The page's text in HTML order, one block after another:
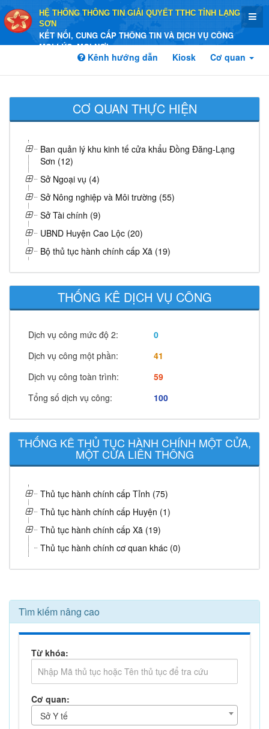
HỆ THỐNG THÔNG TIN GIẢI QUYẾT TTHC TỈNH LẠNG
SƠN
KẾT NỐI, CUNG CẤP THÔNG TIN VÀ DỊCH VỤ CÔNG
MỌI LÚC, MỌI NƠI
Kênh hướng dẫn Kiosk Cơ quan
CƠ QUAN THỰC HIỆN
Ban quản lý khu kinh tế cửa khẩu Đồng Đăng-Lạng
Sơn (12)
Sở Ngoại vụ (4)
Sở Nông nghiệp và Môi trường (55)
Sở Tài chính (9)
UBND Huyện Cao Lộc (20)
Bộ thủ tục hành chính cấp Xã (19)
THỐNG KÊ DỊCH VỤ CÔNG
Dịch vụ công mức độ 2:
0
Dịch vụ công một phần:
41
Dịch vụ công toàn trình:
59
Tổng số dịch vụ công:
100
THỐNG KÊ THỦ TỤC HÀNH CHÍNH MỘT CỬA,
MỘT CỬA LIÊN THÔNG
Thủ tục hành chính cấp Tỉnh (75)
Thủ tục hành chính cấp Huyện (1)
Thủ tục hành chính cấp Xã (19)
Thủ tục hành chính cơ quan khác (0)
Tìm kiếm nâng cao
Từ khóa:
Cơ quan:
Sở Y tế